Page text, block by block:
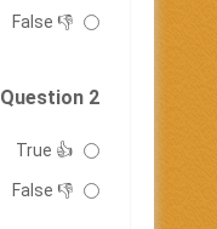
👎 False
Question 2 🏮
👍 True
👎 False